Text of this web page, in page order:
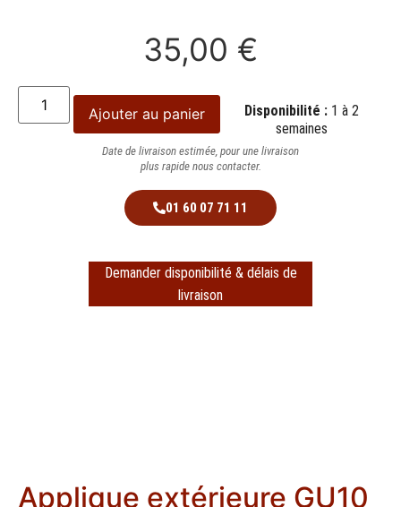
35,00 €
Ajouter au panier Disponibilité : 1 à 2
semaines
Date de livraison estimée, pour une livraison
plus rapide nous contacter.
01 60 07 71 11
Demander disponibilité & délais de
livraison
Applique extérieure GU10